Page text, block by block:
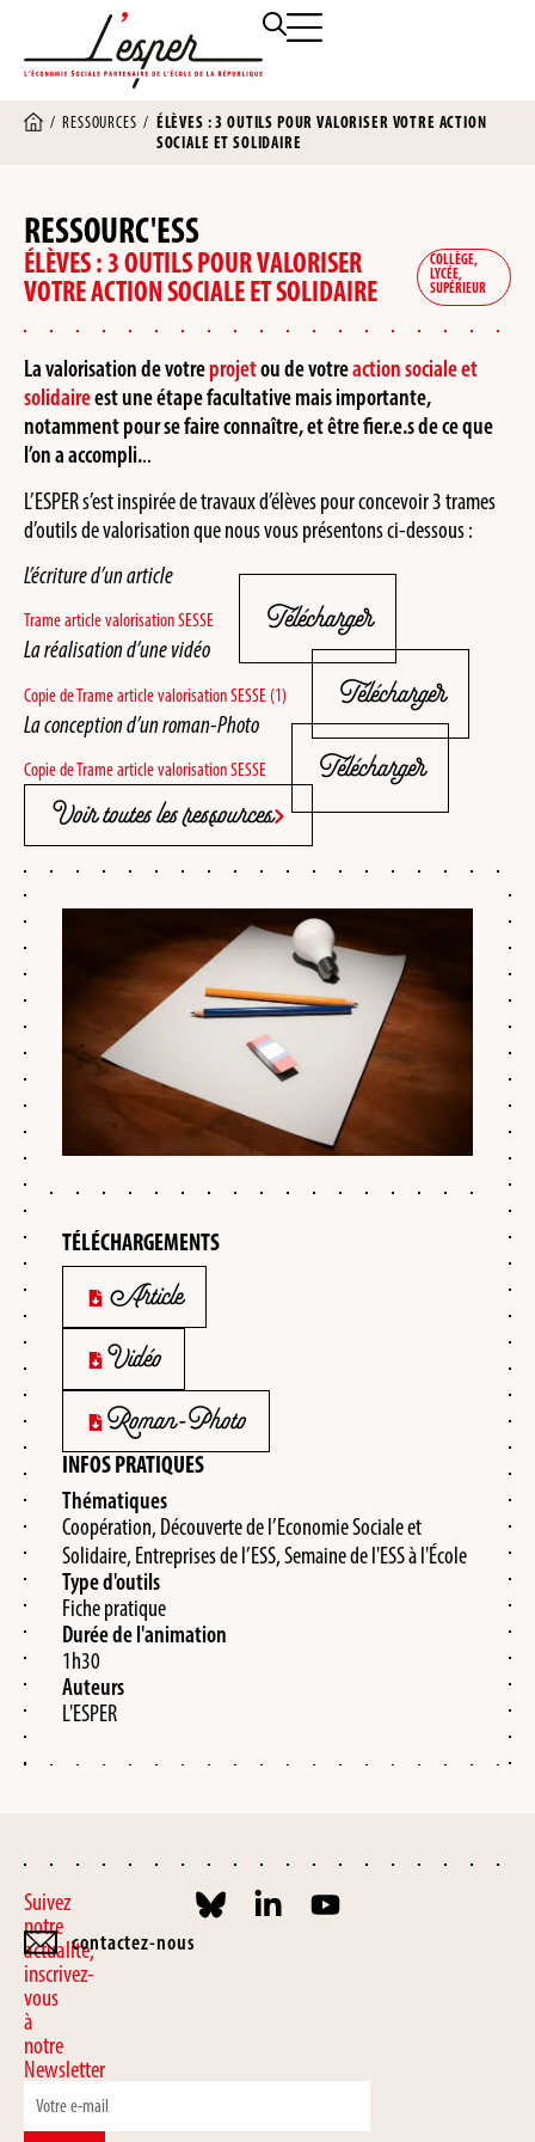
/RESSOURCES / ÉLÈVES : 3 OUTILS POUR VALORISER VOTRE ACTION
SOCIALE ET SOLIDAIRE
RESSOURC'ESS
ÉLÈVES : 3 OUTILS POUR VALORISER
VOTRE ACTION SOCIALE ET SOLIDAIRE
COLLÈGE,
LYCÉE,
SUPÉRIEUR
La valorisation de votreprojetou de votreaction sociale et
solidaireest une étape facultative mais importante,
notamment pour se faire connaître, et être fier.e.s de ce que
l’on a accompli...
L’ESPER s’est inspirée de travaux d’élèves pour concevoir 3 trames
d’outils de valorisation que nous vous présentons ci-dessous :
L’écriture d’un article
Trame article valorisation SESSE Télécharger
La réalisation d’une vidéo
Copie de Trame article valorisation SESSE (1) Télécharger
La conception d’un roman-Photo
Copie de Trame article valorisation SESSE Télécharger
Voir toutes les ressources
TÉLÉCHARGEMENTS
Article
Vidéo
Roman-Photo
INFOS PRATIQUES
Thématiques
Coopération, Découverte de l’Economie Sociale et
Solidaire, Entreprises de l’ESS, Semaine de l'ESS à l'École
Type d'outils
Fiche pratique
Durée de l'animation
1h30
Auteurs
L'ESPER
Suivez
notre
actualité,
inscrivez-
vous
à
notre
Newsletter
contactez-nous